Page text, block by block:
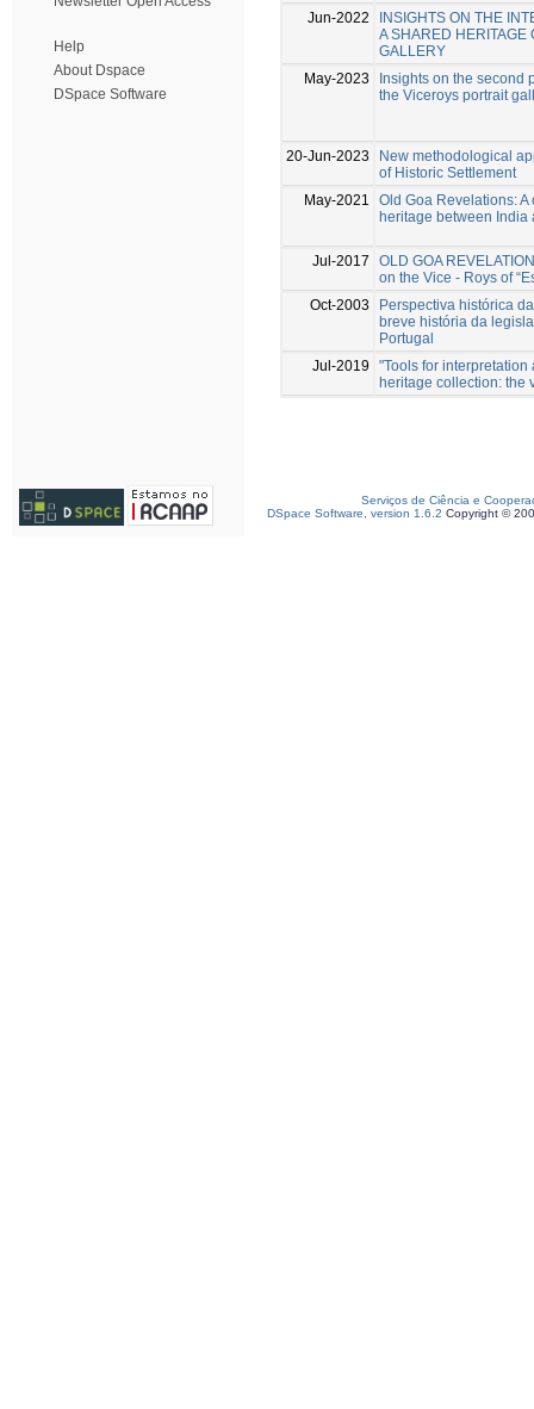
Help
About Dspace
DSpace Software
Jun-2022
INSIGHTS ON THE
A SHARED HERITAGE
GALLERY
May-2023
Insights on the second
the Viceroys portrait
20-Jun-2023
New methodological
of Historic Settlement
May-2021
Old Goa Revelations:
heritage between India
Jul-2017
OLD GOA
on the Vice - Roys of
Oct-2003
Perspectiva histórica
breve história da
Portugal
Jul-2019
"Tools for
heritage collection: the
Serviços de Ciência e
DSpace Software, version 1.6.2 Copyright ©